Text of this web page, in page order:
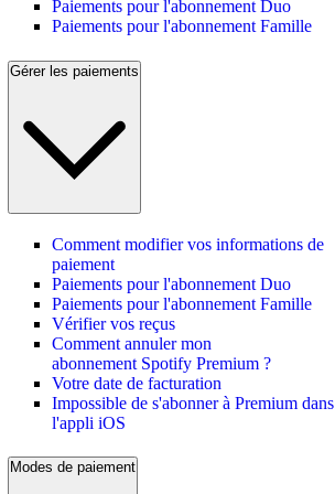
Paiements pour l'abonnement Duo
Paiements pour l'abonnement Famille
Gérer les paiements
Comment modifier vos informations de
paiement
Paiements pour l'abonnement Duo
Paiements pour l'abonnement Famille
Vérifier vos reçus
Comment annuler mon
abonnement Spotify Premium ?
Votre date de facturation
Impossible de s'abonner à Premium dans
l'appli iOS
Modes de paiement